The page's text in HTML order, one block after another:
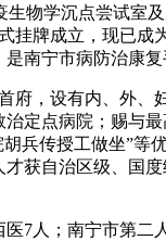
生物学沉点尝试室
挂牌成立，现已
南宁市病防治康
，设有内、外、
定点病院；赐与
兵传授工做坐”
获自治区级、国
人；南宁市第二